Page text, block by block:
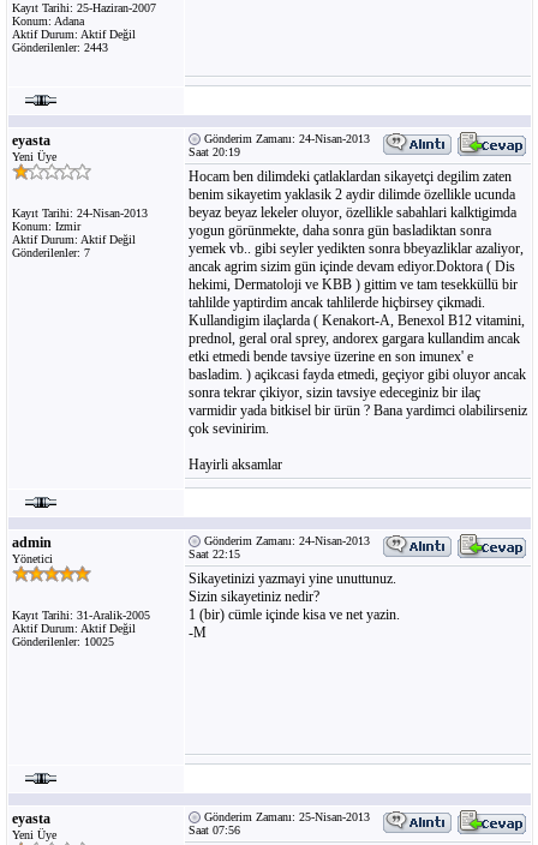
Kayıt Tarihi: 25-Haziran-2007
Konum: Adana
Aktif Durum: Aktif Değil
Gönderilenler: 2443
eyasta
Yeni Üye
Kayıt Tarihi: 24-Nisan-2013
Konum: Izmir
Aktif Durum: Aktif Değil
Gönderilenler: 7
Gönderim Zamanı: 24-Nisan-2013
Saat 20:19
Hocam ben dilimdeki çatlaklardan sikayetçi degilim zaten
benim sikayetim yaklasik 2 aydir dilimde özellikle ucunda
beyaz beyaz lekeler oluyor, özellikle sabahlari kalktigimda
yogun görünmekte, daha sonra gün basladiktan sonra
yemek vb.. gibi seyler yedikten sonra bbeyazliklar azaliyor,
ancak agrim sizim gün içinde devam ediyor.Doktora ( Dis
hekimi, Dermatoloji ve KBB ) gittim ve tam tesekküllü bir
tahlilde yaptirdim ancak tahlilerde hiçbirsey çikmadi.
Kullandigim ilaçlarda ( Kenakort-A, Benexol B12 vitamini,
prednol, geral oral sprey, andorex gargara kullandim ancak
etki etmedi bende tavsiye üzerine en son imunex' e
basladim. ) açikcasi fayda etmedi, geçiyor gibi oluyor ancak
sonra tekrar çikiyor, sizin tavsiye edeceginiz bir ilaç
varmidir yada bitkisel bir ürün ? Bana yardimci olabilirseniz
çok sevinirim.
Hayirli aksamlar
admin
Yönetici
Kayıt Tarihi: 31-Aralik-2005
Aktif Durum: Aktif Değil
Gönderilenler: 10025
Gönderim Zamanı: 24-Nisan-2013
Saat 22:15
Sikayetinizi yazmayi yine unuttunuz.
Sizin sikayetiniz nedir?
1 (bir) cümle içinde kisa ve net yazin.
-M
eyasta
Yeni Üye
Gönderim Zamanı: 25-Nisan-2013
Saat 07:56